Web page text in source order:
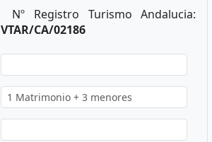
Nº Registro Turismo Andalucia:
VTAR/CA/02186